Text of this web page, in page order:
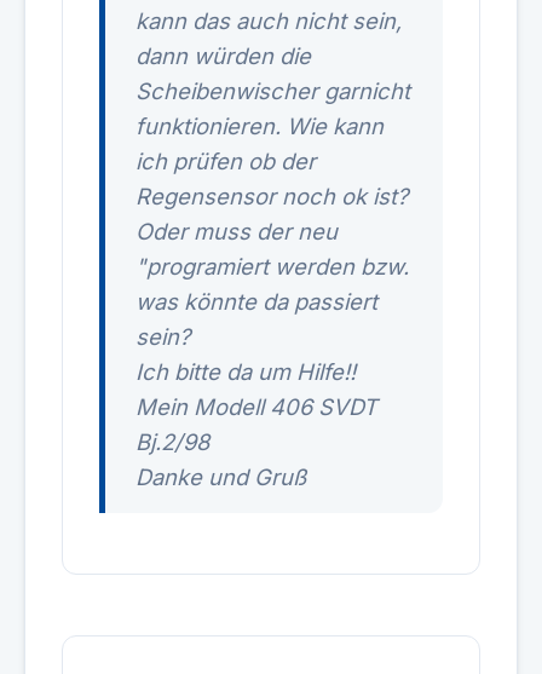
kann das auch nicht sein,
dann würden die
Scheibenwischer garnicht
funktionieren. Wie kann
ich prüfen ob der
Regensensor noch ok ist?
Oder muss der neu
"programiert werden bzw.
was könnte da passiert
sein?
Ich bitte da um Hilfe!!
Mein Modell 406 SVDT
Bj.2/98
Danke und Gruß